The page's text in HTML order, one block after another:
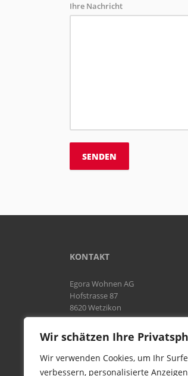
Wir schätzen Ihre
Wir verwenden Cookies, um Ihr
verbessern, personalisierte
Ihre Nachricht
KONTAKT
Egora Wohnen AG
Hofstrasse 87
8620 Wetzikon
Natel:
076 566 38 92
Tel:044 954 25 61
Mail:info@egora-